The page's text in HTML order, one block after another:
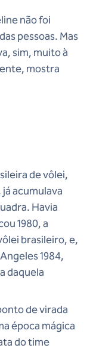
não foi
pessoas. Mas
sim, muito à
mostra
de vôlei,
acumulava
Havia
1980, a
brasileiro, e,
1984,
daquela
de virada
época mágica
do time